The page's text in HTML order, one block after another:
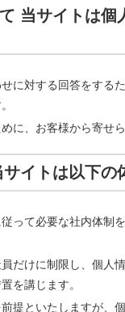
当サイトは
に対する回答をする
に、お客様から寄せ
イトは以下の
って必要な社内体制
だけに制限し、個人
を講じます。
提といたしますが、